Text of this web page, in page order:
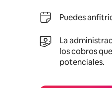
Puedes
La
los cobros
potenciales.